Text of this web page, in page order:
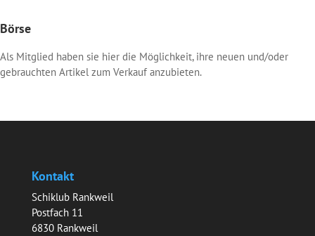
Börse
Als Mitglied haben sie hier die Möglichkeit, ihre neuen und/oder
gebrauchten Artikel zum Verkauf anzubieten.
Kontakt
Schiklub Rankweil
Postfach 11
6830 Rankweil